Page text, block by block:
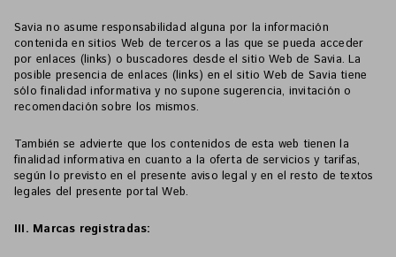
Savia no asume responsabilidad alguna por la información
contenida en sitios Web de terceros a las que se pueda acceder
por enlaces (links) o buscadores desde el sitio Web de Savia. La
posible presencia de enlaces (links) en el sitio Web de Savia tiene
sólo finalidad informativa y no supone sugerencia, invitación o
recomendación sobre los mismos.
También se advierte que los contenidos de esta web tienen la
finalidad informativa en cuanto a la oferta de servicios y tarifas,
según lo previsto en el presente aviso legal y en el resto de textos
legales del presente portal Web.
III. Marcas registradas: